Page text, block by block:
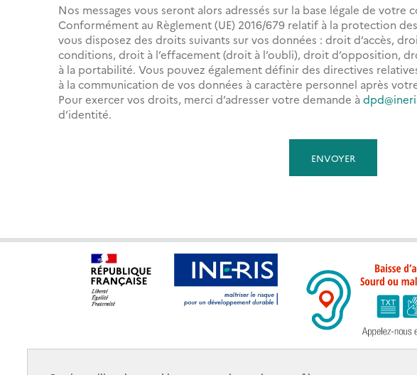
Nos messages vous seront alors adressés sur la base légale de votre
Conformément au Règlement (UE) 2016/679 relatif à la protection
vous disposez des droits suivants sur vos données : droit d’accès,
conditions, droit à l’effacement (droit à l’oubli), droit d’opposition,
à la portabilité. Vous pouvez également définir des directives
à la communication de vos données à caractère personnel après
Pour exercer vos droits, merci d’adresser votre demande à
d’identité.